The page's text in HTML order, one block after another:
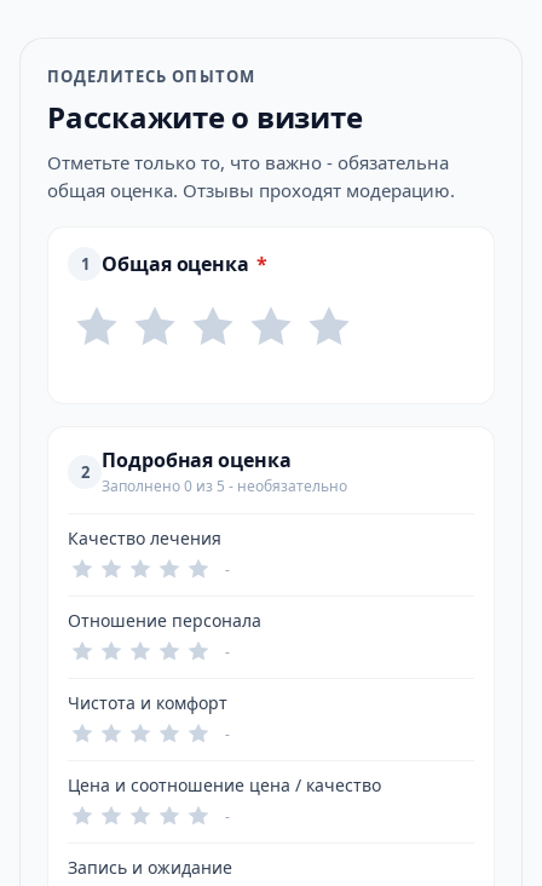
ПОДЕЛИТЕСЬ ОПЫТОМ
Расскажите о визите
Отметьте только то, что важно - обязательна
общая оценка. Отзывы проходят модерацию.
1 Общая оценка *
2 Подробная оценка
Заполнено 0 из 5 - необязательно
Качество лечения
-
Отношение персонала
-
Чистота и комфорт
-
Цена и соотношение цена / качество
-
Запись и ожидание